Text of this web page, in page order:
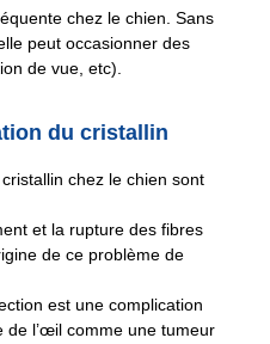
chez le chien. Sans
peut occasionner des
de vue, etc).
du cristallin
chez le chien sont
et la rupture des fibres
de ce problème de
est une complication
de l’œil comme une tumeur